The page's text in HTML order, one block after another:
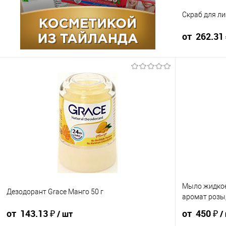
Упаковка 9 шт
Ящик 9 шт
Упаковка
Ящик 24 шт
Скраб для
от 262.31
Конечная
Для
Дезодорант Grace Манго 50 г
от 143.13 ₽/ шт
Мыло жидкое
аромат
от 450 ₽/